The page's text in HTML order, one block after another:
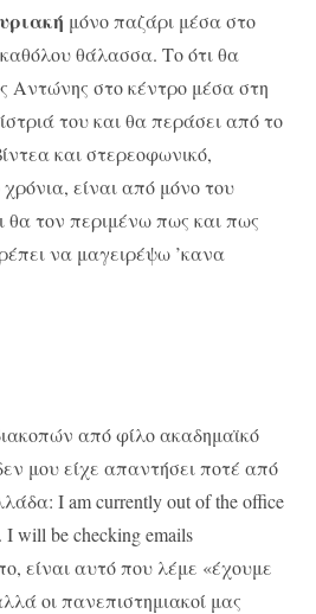
μόνο παζάρι μέσα στο
καθόλου θάλασσα. Το ότι θα
Αντώνης στο κέντρο μέσα στη
του και θα περάσει από το
και στερεοφωνικό,
είναι από μόνο του
θα τον περιμένω πως και πως
να μαγειρέψω ’κανα
από φίλο ακαδημαϊκό
μου είχε απαντήσει ποτέ από
I am currently out of the office
will be checking emails
είναι αυτό που λέμε «έχουμε
οι πανεπιστημιακοί μας